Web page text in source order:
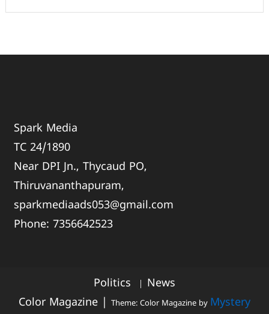
Spark Media
TC 24/1890
Near DPI Jn., Thycaud PO,
Thiruvananthapuram,
sparkmediaads053@gmail.com
Phone:7356642523
Politics
News
Color Magazine
Theme: Color Magazine by Mystery